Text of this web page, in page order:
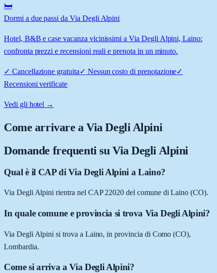
🛏️
Dormi a due passi da Via Degli Alpini
Hotel, B&B e case vacanza vicinissimi a Via Degli Alpini, Laino:
confronta prezzi e recensioni reali e prenota in un minuto.
✓ Cancellazione gratuita✓ Nessun costo di prenotazione✓
Recensioni verificate
Vedi gli hotel →
Come arrivare aVia Degli Alpini
Domande frequenti su Via Degli Alpini
Qual è il CAP di Via Degli Alpini a Laino?
Via Degli Alpini rientra nel CAP 22020 del comune di Laino (CO).
In quale comune e provincia si trova Via Degli Alpini?
Via Degli Alpini si trova a Laino, in provincia di Como (CO),
Lombardia.
Come si arriva a Via Degli Alpini?